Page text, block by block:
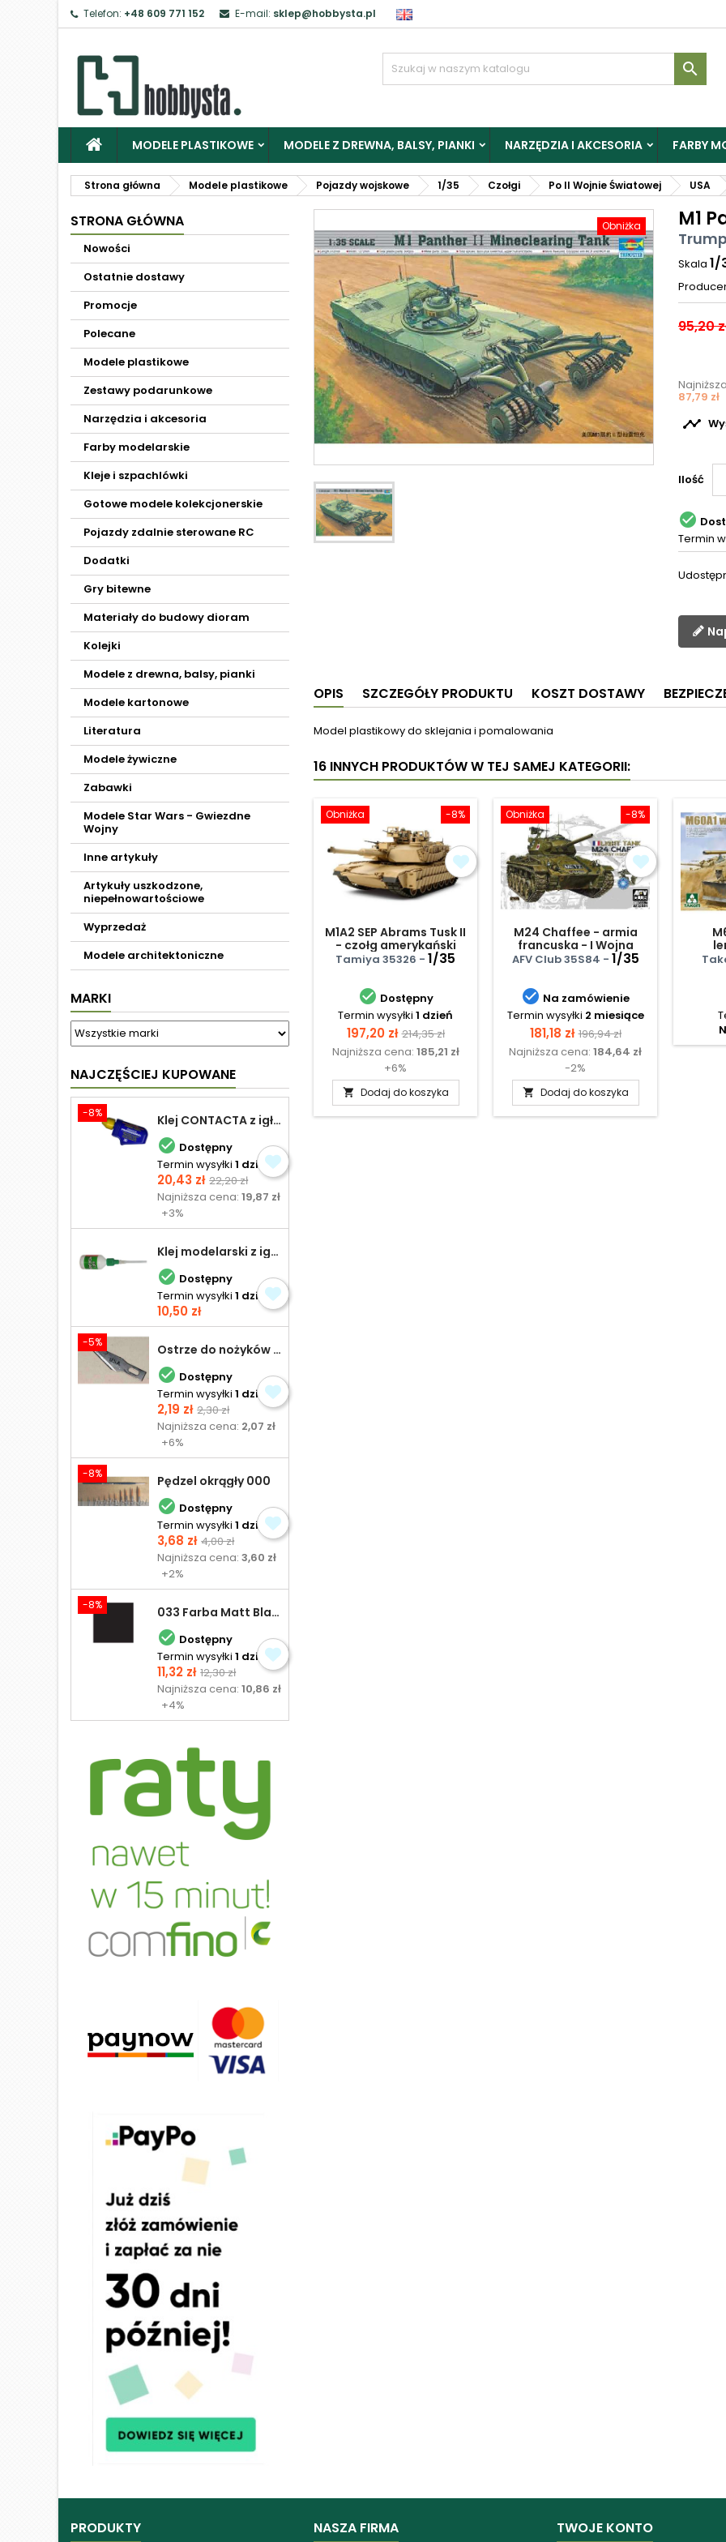
Telefon: +48 609 771 152 E-mail: sklep@hobbysta.pl

MODELE PLASTIKOWE MODELE Z DREWNA, BALSY, PIANKI NARZĘDZIA I AKCESORIA FARBY
Strona główna Modele plastikowe Pojazdy wojskowe 1/35 Czołgi Po II Wojnie Światowej USA
STRONA GŁÓWNA
Nowości
Ostatnie dostawy
Promocje
Polecane
Modele plastikowe
Zestawy podarunkowe
Narzędzia i akcesoria
Farby modelarskie
Kleje i szpachlówki
Gotowe modele kolekcjonerskie
Pojazdy zdalnie sterowane RC
Dodatki
Gry bitewne
Materiały do budowy dioram
Kolejki
Modele z drewna, balsy, pianki
Modele kartonowe
Literatura
Modele żywiczne
Zabawki
Modele Star Wars - Gwiezdne
Wojny
Inne artykuły
Artykuły uszkodzone,
niepełnowartościowe
Wyprzedaż
Modele architektoniczne
MARKI
NAJCZĘŚCIEJ KUPOWANE
-8% Klej CONTACTA z igłą do plastiku 25,0 g
 Dostępny
Termin wysyłki 1 dzień
Cena
20,43 zł Cena
podstawowa
22,20 zł
Najniższa cena:19,87 zł
+3%
Klej modelarski z igłą 30 ml
 Dostępny
Termin wysyłki 1 dzień
Cena
10,50 zł
-5% Ostrze do nożyków Excel
 Dostępny
Termin wysyłki 1 dzień
Cena
2,19 zł Cena
podstawowa
2,30 zł
Najniższa cena: 2,07 zł
+6%
-8% Pędzel okrągły 000
 Dostępny
Termin wysyłki 1 dzień
Cena
3,68 zł Cena
podstawowa
4,00 zł
Najniższa cena:3,60 zł
+2%
-8% 033 Farba Matt Black - olejna
 Dostępny
Termin wysyłki 1 dzień
Cena
11,32 zł Cena
podstawowa
12,30 zł
Najniższa cena:10,86 zł
+4%
Obniżka M1
Skala 1/
95,20
87,79 zł

Ilość

Termin
OPIS SZCZEGÓŁY PRODUKTU KOSZT DOSTAWY
Model plastikowy do sklejania i pomalowania
16 INNYCH PRODUKTÓW W TEJ SAMEJ KATEGORII:
-8%
Obniżka
M1A2 SEP Abrams Tusk II
- czołg amerykański
Tamiya 35326 - 1/35
 Dostępny
Termin wysyłki 1 dzień
Cena
197,20 zł Cena
podstawowa
214,35 zł
Najniższa cena: 185,21 zł
+6%
 Dodaj do koszyka
-8%
Obniżka
M24 Chaffee - armia
francuska - I Wojna
Indochińska
AFV Club 35S84 - 1/35
 Na zamówienie
Termin wysyłki 2 miesiące
Cena
181,18 zł Cena
podstawowa
196,94 zł
Najniższa cena: 184,64 zł
-2%
 Dodaj do koszyka
PRODUKTY NASZA FIRMA TWOJE KONTO